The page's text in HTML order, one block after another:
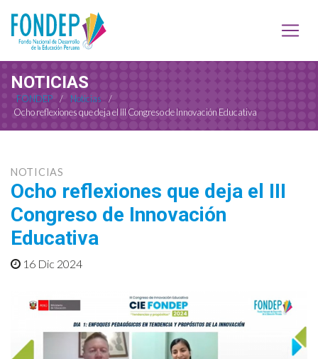
NOTICIAS
FONDEP / Noticias
/
Ocho reflexiones que deja el III Congreso de Innovación Educativa
NOTICIAS
Ocho reflexiones que deja el III
Congreso de Innovación
Educativa
16 Dic 2024